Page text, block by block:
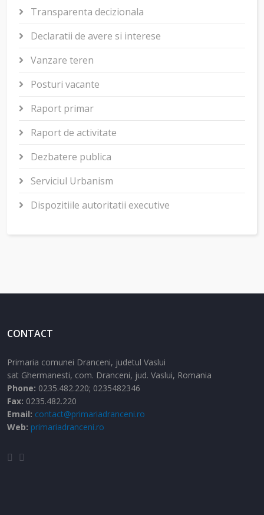
Transparenta decizionala
Declaratii de avere si interese
Vanzare teren
Posturi vacante
Raport primar
Raport de activitate
Dezbatere publica
Serviciul Urbanism
Dispozitiile autoritatii executive
CONTACT
Primaria comunei Dranceni, judetul Vaslui
sat Ghermanesti, com. Dranceni, jud. Vaslui, Romania
Phone: 0235.482.220; 0235482346
Fax: 0235.482.220
Email: contact@primariadranceni.ro
Web: primariadranceni.ro